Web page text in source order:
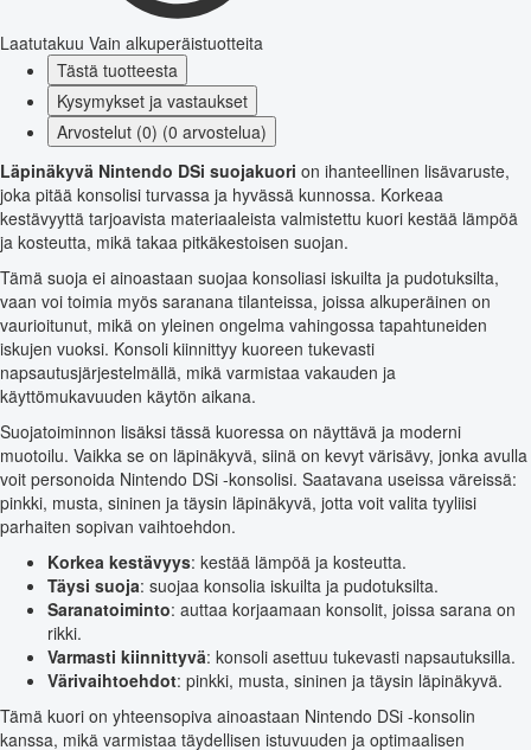
Laatutakuu Vain alkuperäistuotteita
Tästä tuotteesta
Kysymykset ja vastaukset
Arvostelut (0) (0 arvostelua)
Läpinäkyvä Nintendo DSi suojakuori on ihanteellinen lisävaruste,
joka pitää konsolisi turvassa ja hyvässä kunnossa. Korkeaa
kestävyyttä tarjoavista materiaaleista valmistettu kuori kestää lämpöä
ja kosteutta, mikä takaa pitkäkestoisen suojan.
Tämä suoja ei ainoastaan suojaa konsoliasi iskuilta ja pudotuksilta,
vaan voi toimia myös saranana tilanteissa, joissa alkuperäinen on
vaurioitunut, mikä on yleinen ongelma vahingossa tapahtuneiden
iskujen vuoksi. Konsoli kiinnittyy kuoreen tukevasti
napsautusjärjestelmällä, mikä varmistaa vakauden ja
käyttömukavuuden käytön aikana.
Suojatoiminnon lisäksi tässä kuoressa on näyttävä ja moderni
muotoilu. Vaikka se on läpinäkyvä, siinä on kevyt värisävy, jonka avulla
voit personoida Nintendo DSi -konsolisi. Saatavana useissa väreissä:
pinkki, musta, sininen ja täysin läpinäkyvä, jotta voit valita tyyliisi
parhaiten sopivan vaihtoehdon.
Korkea kestävyys: kestää lämpöä ja kosteutta.
Täysi suoja: suojaa konsolia iskuilta ja pudotuksilta.
Saranatoiminto: auttaa korjaamaan konsolit, joissa sarana on
rikki.
Varmasti kiinnittyvä: konsoli asettuu tukevasti napsautuksilla.
Värivaihtoehdot: pinkki, musta, sininen ja täysin läpinäkyvä.
Tämä kuori on yhteensopiva ainoastaan Nintendo DSi -konsolin
kanssa, mikä varmistaa täydellisen istuvuuden ja optimaalisen